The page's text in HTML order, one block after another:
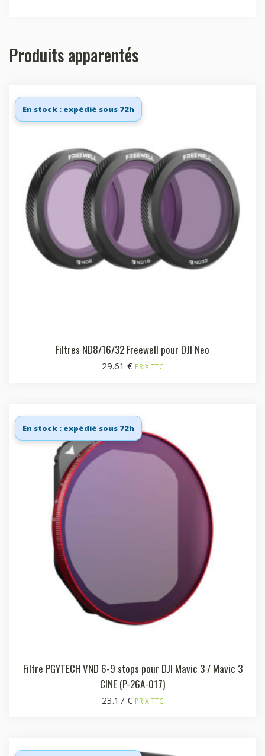
Produits apparentés
En stock : expédié sous 72h
Filtres ND8/16/32 Freewell pour DJI Neo
29.61 € PRIX TTC
En stock : expédié sous 72h
Filtre PGYTECH VND 6-9 stops pour DJI Mavic 3 / Mavic 3
CINE (P-26A-017)
23.17 € PRIX TTC